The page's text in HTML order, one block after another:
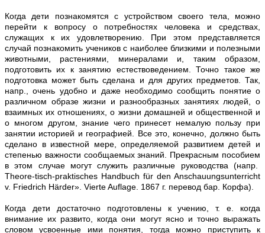
Когда дети познакомятся с устройством своего тела, можно
перейти к вопросу о потребностях человека и средствах,
служащих к их удовлетворению. При этом представляется
случай познакомить учеников с наиболее близкими и полезными
животными, растениями, минералами и, таким образом,
подготовить их к занятию естествоведением. Точно такое же
подготовка может быть сделана и для других предметов. Так,
напр., очень удобно и даже необходимо сообщить понятие о
различном образе жизни и разнообразных занятиях людей, о
взаимных их отношениях, о жизни домашней и общественной и
о многом другом, знание чего принесет немалую пользу при
занятии историей и географией. Все это, конечно, должно быть
сделано в известной мере, определяемой развитием детей и
степенью важности сообщаемых знаний. Прекрасным пособием
в этом случае могут служить различные руководства (напр.
Theore-tisch-praktisches Handbuch für den Anschauungsunterricht
v. Friedrich Härder». Vierte Auflage. 1867 г. перевод бар. Корфа).
Когда дети достаточно подготовлены к учению, т. е. когда
внимание их развито, когда они могут ясно и точно выражать
словом усвоенные ими понятия, тогда можно приступить к